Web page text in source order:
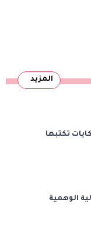
المزيد
تكتبها
الوهمية